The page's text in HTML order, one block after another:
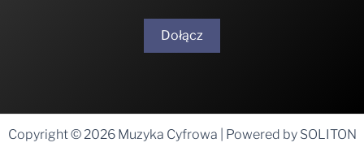
Dołącz
Copyright © 2026 Muzyka Cyfrowa | Powered by SOLITON